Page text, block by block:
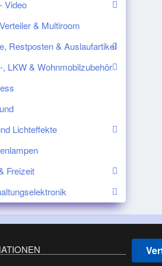
Video
& Multiroom
Restposten & Auslaufartikel
, LKW & Wohnmobilzubehör
Lichteffekte
Freizeit